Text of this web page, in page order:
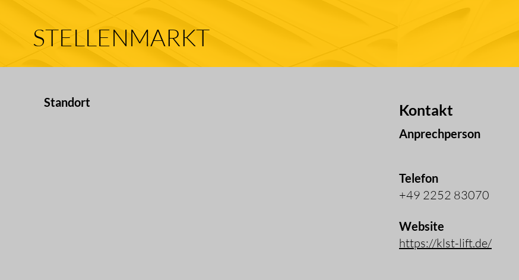
STELLENMARKT
Standort Kontakt
Anprechperson
Telefon
+49 2252 83070
Website
https://klst-lift.de/